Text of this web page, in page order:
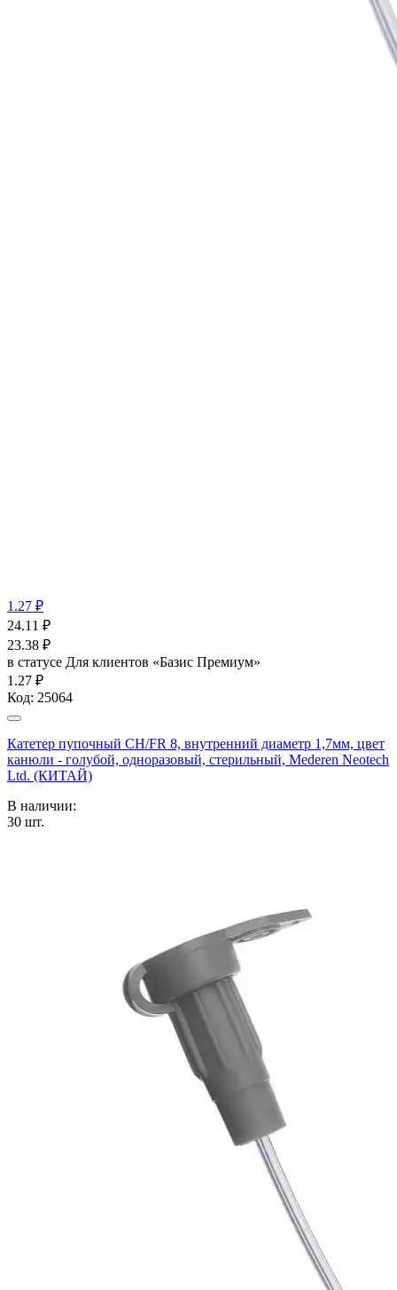
1.27 ₽
24.11 ₽
23.38 ₽
в статусе Для клиентов «Базис Премиум»
1.27 ₽
Код: 25064
Катетер пупочный СН/FR 8, внутренний диаметр 1,7мм, цвет
канюли - голубой, одноразовый, стерильный, Mederen Neotech
Ltd. (КИТАЙ)
В наличии:
30 шт.